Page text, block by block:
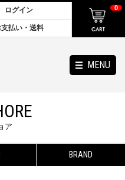
MENU
ログイン
支払い・送料
0
ア
BRAND